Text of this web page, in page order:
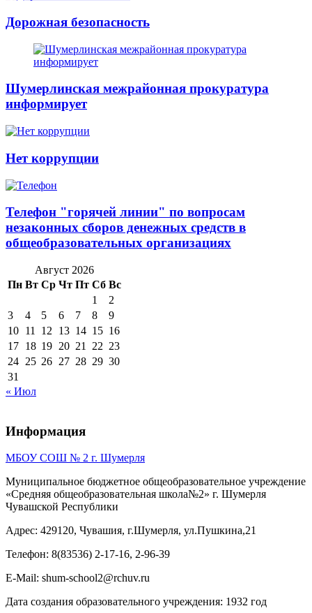
Дорожная безопасность
Шумерлинская межрайонная прокуратура
информирует
Нет коррупции
Телефон "горячей линии" по вопросам
незаконных сборов денежных средств в
общеобразовательных организациях
Август 2026
Пн Вт Ср Чт Пт Сб Вс
1
2
3
4 5 6 7 8
9
10 11 12 13 14 15 16
17 18 19 20 21 22 23
24 25 26 27 28 29 30
31
« Июл
Информация
МБОУ СОШ № 2 г. Шумерля
Муниципальное бюджетное общеобразовательное учреждение
«Средняя общеобразовательная школа№2» г. Шумерля
Чувашской Республики
Адрес: 429120, Чувашия, г.Шумерля, ул.Пушкина,21
Телефон: 8(83536) 2-17-16, 2-96-39
E-Mail: shum-school2@rchuv.ru
Дата создания образовательного учреждения: 1932 год